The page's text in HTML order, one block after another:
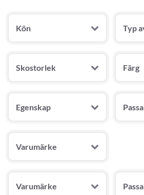
Kön Typ
Skostorlek Färg
Egenskap
Varumärke
Varumärke